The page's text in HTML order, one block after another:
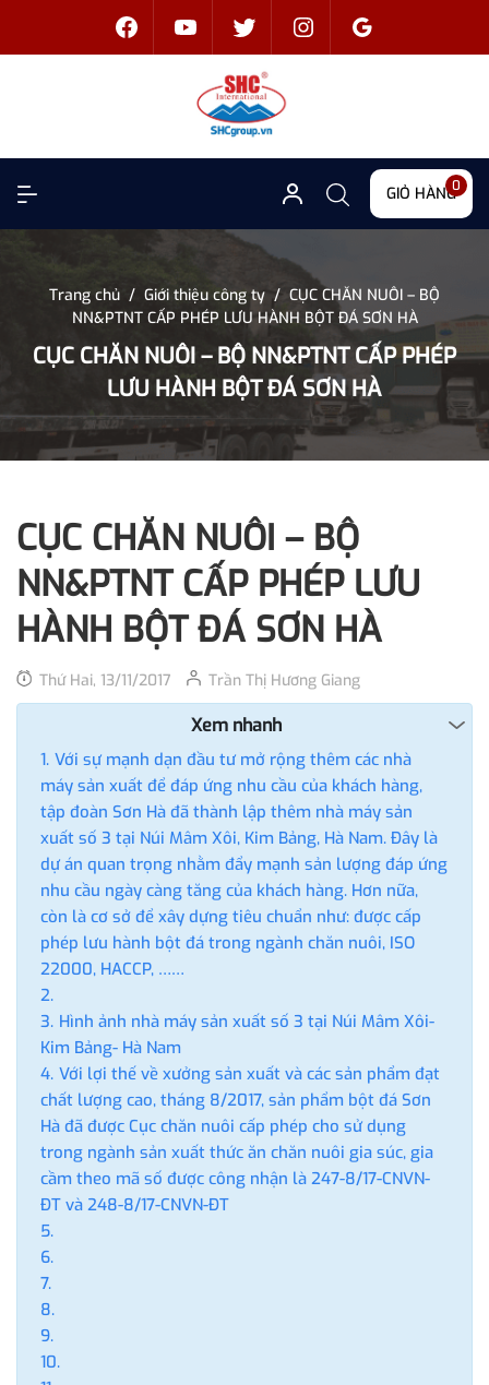
GIỎ HÀNG0
Trang chủ / Giới thiệu công ty / CỤC CHĂN NUÔI – BỘ
NN&PTNT CẤP PHÉP LƯU HÀNH BỘT ĐÁ SƠN HÀ
CỤC CHĂN NUÔI – BỘ NN&PTNT CẤP PHÉP
LƯU HÀNH BỘT ĐÁ SƠN HÀ
CỤC CHĂN NUÔI – BỘ
NN&PTNT CẤP PHÉP LƯU
HÀNH BỘT ĐÁ SƠN HÀ
Thứ Hai, 13/11/2017 Trần Thị Hương Giang
Xem nhanh
Với sự mạnh dạn đầu tư mở rộng thêm các nhà
máy sản xuất để đáp ứng nhu cầu của khách hàng,
tập đoàn Sơn Hà đã thành lập thêm nhà máy sản
xuất số 3 tại Núi Mâm Xôi, Kim Bảng, Hà Nam. Đây là
dự án quan trọng nhằm đẩy mạnh sản lượng đáp ứng
nhu cầu ngày càng tăng của khách hàng. Hơn nữa,
còn là cơ sở để xây dựng tiêu chuẩn như: được cấp
phép lưu hành bột đá trong ngành chăn nuôi, ISO
22000, HACCP, ……
Hình ảnh nhà máy sản xuất số 3 tại Núi Mâm Xôi-
Kim Bảng- Hà Nam
Với lợi thế về xưởng sản xuất và các sản phẩm đạt
chất lượng cao, tháng 8/2017, sản phẩm bột đá Sơn
Hà đã được Cục chăn nuôi cấp phép cho sử dụng
trong ngành sản xuất thức ăn chăn nuôi gia súc, gia
cầm theo mã số được công nhận là 247-8/17-CNVN-
ĐT và 248-8/17-CNVN-ĐT